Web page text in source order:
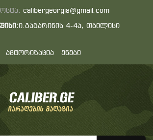
calibergeorgia@gmail.com
ი.გაგარინის 4-4ა, თბილისი
ავტორიზაცია ენები